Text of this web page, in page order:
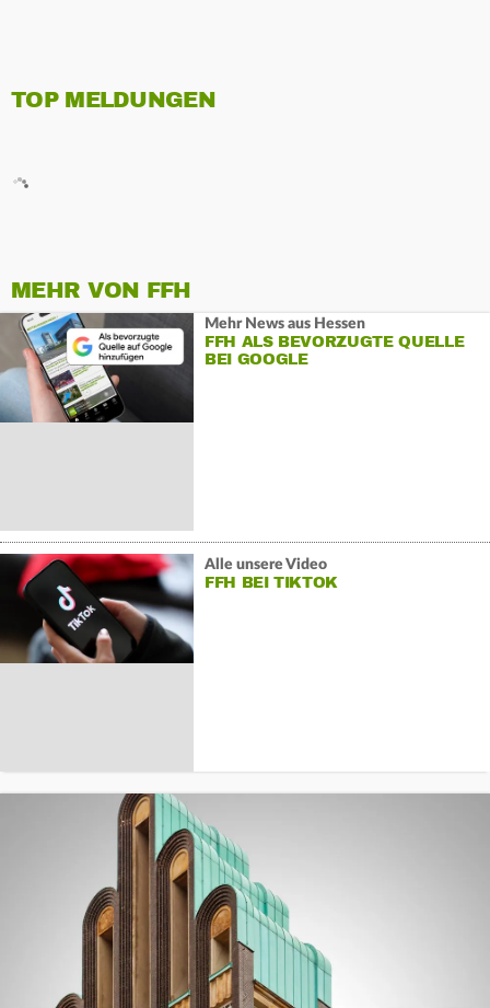
TOP MELDUNGEN
MEHR VON FFH
Mehr News aus Hessen
FFH ALS BEVORZUGTE QUELLE
BEI GOOGLE
Alle unsere Video
FFH BEI TIKTOK